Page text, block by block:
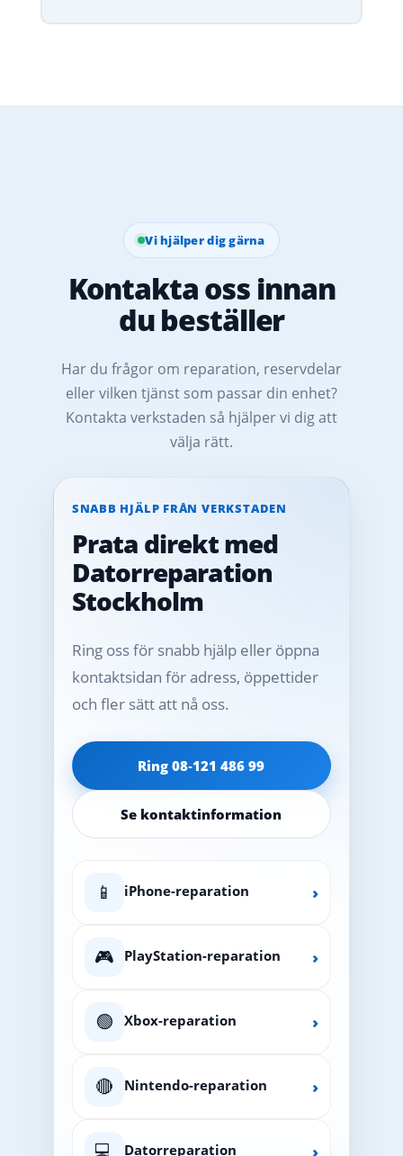
Vi hjälper dig gärna
Kontakta oss innan
du beställer
Har du frågor om reparation, reservdelar
eller vilken tjänst som passar din enhet?
Kontakta verkstaden så hjälper vi dig att
välja rätt.
SNABB HJÄLP FRÅN VERKSTADEN
Prata direkt med
Datorreparation
Stockholm
Ring oss för snabb hjälp eller öppna
kontaktsidan för adress, öppettider
och fler sätt att nå oss.
Ring 08‑121 486 99
Se kontaktinformation
📱 iPhone-reparation ›
🎮 PlayStation-reparation ›
🟢 Xbox-reparation ›
🔴 Nintendo-reparation ›
💻 Datorreparation ›